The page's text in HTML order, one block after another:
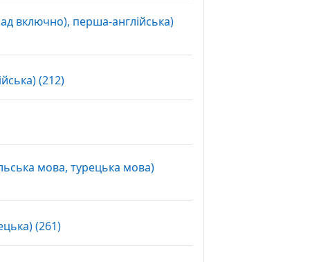
включно), перша-англійська)
(212)Вибір
мова, турецька мова)
(261)Вибір